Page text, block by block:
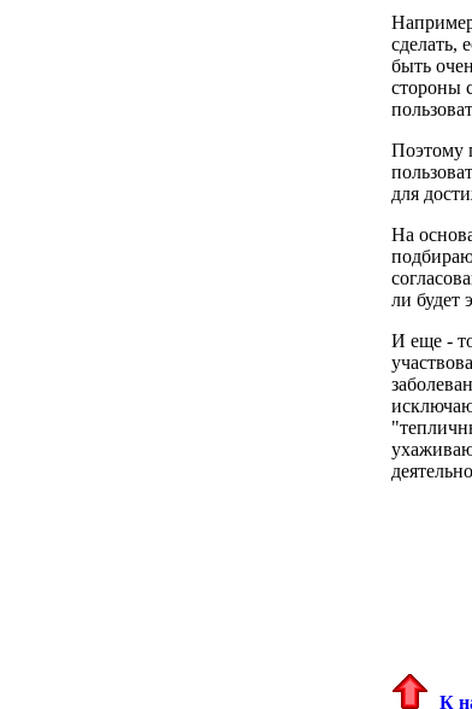
сделать,
быть
стороны
Поэтому
для
На
ли будет
И еще -
К